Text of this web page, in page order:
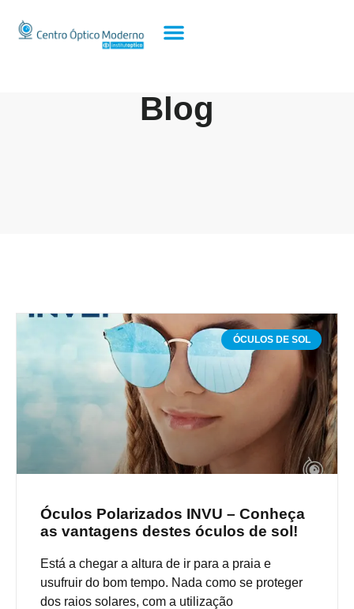
Blog
ÓCULOS DE SOL
Óculos Polarizados INVU – Conheça
as vantagens destes óculos de sol!
Está a chegar a altura de ir para a praia e
usufruir do bom tempo. Nada como se proteger
dos raios solares, com a utilização